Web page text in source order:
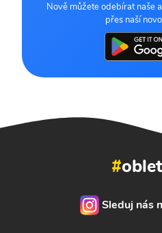
Nově můžete odebírat naše
přes naší
#
Sleduj nás